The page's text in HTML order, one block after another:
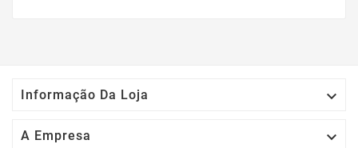
Informação Da Loja 
A Empresa 